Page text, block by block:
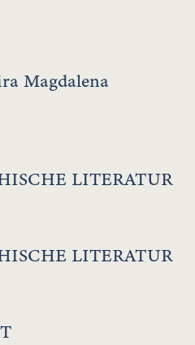
Magdalena
LITERATUR
LITERATUR